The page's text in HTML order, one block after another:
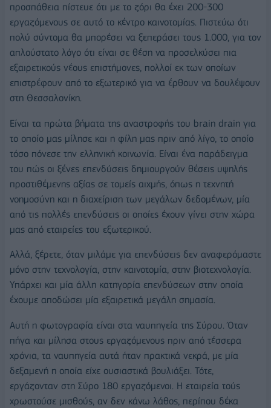
προσπάθεια πίστευε ότι με το ζόρι θα έχει 200-300
εργαζόμενους σε αυτό το κέντρο καινοτομίας. Πιστεύω ότι
πολύ σύντομα θα μπορέσει να ξεπεράσει τους 1.000, για τον
απλούστατο λόγο ότι είναι σε θέση να προσελκύσει πια
εξαιρετικούς νέους επιστήμονες, πολλοί εκ των οποίων
επιστρέφουν από το εξωτερικό για να έρθουν να δουλέψουν
στη Θεσσαλονίκη.
Είναι τα πρώτα βήματα της αναστροφής του brain drain για
το οποίο μας μίλησε και η φίλη μας πριν από λίγο, το οποίο
τόσο πόνεσε την ελληνική κοινωνία. Είναι ένα παράδειγμα
του πώς οι ξένες επενδύσεις δημιουργούν θέσεις υψηλής
προστιθέμενης αξίας σε τομείς αιχμής, όπως η τεχνητή
νοημοσύνη και η διαχείριση των μεγάλων δεδομένων, μία
από τις πολλές επενδύσεις οι οποίες έχουν γίνει στην χώρα
μας από εταιρείες του εξωτερικού.
Αλλά, ξέρετε, όταν μιλάμε για επενδύσεις δεν αναφερόμαστε
μόνο στην τεχνολογία, στην καινοτομία, στην βιοτεχνολογία.
Υπάρχει και μία άλλη κατηγορία επενδύσεων στην οποία
έχουμε αποδώσει μία εξαιρετικά μεγάλη σημασία.
Αυτή η φωτογραφία είναι στα ναυπηγεία της Σύρου. Όταν
πήγα και μίλησα στους εργαζόμενους πριν από τέσσερα
χρόνια, τα ναυπηγεία αυτά ήταν πρακτικά νεκρά, με μία
δεξαμενή η οποία είχε ουσιαστικά βουλιάξει. Τότε,
εργάζονταν στη Σύρο 180 εργαζόμενοι. Η εταιρεία τούς
χρωστούσε μισθούς, αν δεν κάνω λάθος, περίπου δέκα